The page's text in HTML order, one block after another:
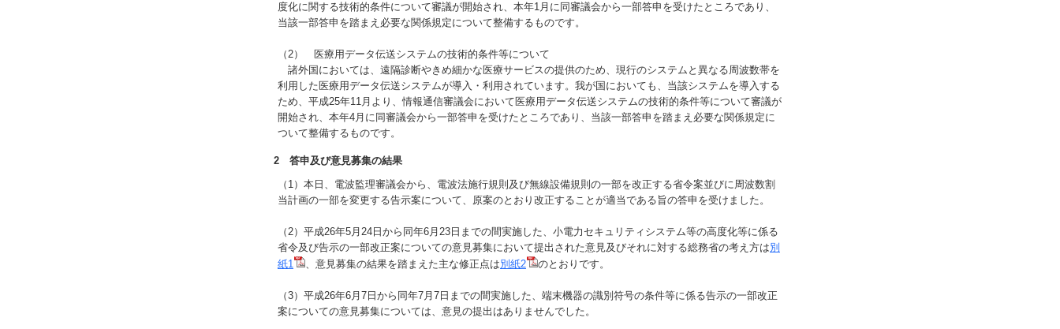
度化に関する技術的条件について審議が開始され、本年1月に同審議会から一部答申を受けたところであり、
当該一部答申を踏まえ必要な関係規定について整備するものです。
（2） 医療用データ伝送システムの技術的条件等について
諸外国においては、遠隔診断やきめ細かな医療サービスの提供のため、現行のシステムと異なる周波数帯を
利用した医療用データ伝送システムが導入・利用されています。我が国においても、当該システムを導入する
ため、平成25年11月より、情報通信審議会において医療用データ伝送システムの技術的条件等について審議が
開始され、本年4月に同審議会から一部答申を受けたところであり、当該一部答申を踏まえ必要な関係規定に
ついて整備するものです。
2 答申及び意見募集の結果
（1）本日、電波監理審議会から、電波法施行規則及び無線設備規則の一部を改正する省令案並びに周波数割
当計画の一部を変更する告示案について、原案のとおり改正することが適当である旨の答申を受けました。
（2）平成26年5月24日から同年6月23日までの間実施した、小電力セキュリティシステム等の高度化等に係る
省令及び告示の一部改正案についての意見募集において提出された意見及びそれに対する総務省の考え方は別
紙1
、意見募集の結果を踏まえた主な修正点は別紙2 のとおりです。
（3）平成26年6月7日から同年7月7日までの間実施した、端末機器の識別符号の条件等に係る告示の一部改正
案についての意見募集については、意見の提出はありませんでした。